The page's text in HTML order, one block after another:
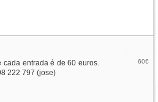
cada entrada é de 60 euros.
222 797 (jose)
60€